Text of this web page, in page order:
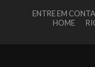
ENTRE EM
HOME